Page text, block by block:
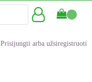
Prisijungti arba užsiregistruoti